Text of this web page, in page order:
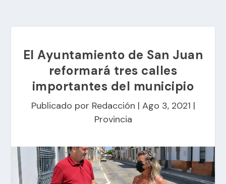
El Ayuntamiento de San Juan
reformará tres calles
importantes del municipio
Publicado por Redacción | Ago 3, 2021 |
Provincia